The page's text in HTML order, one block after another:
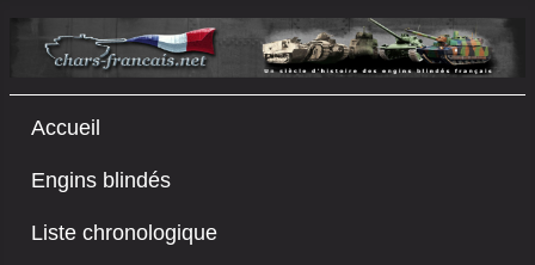
Accueil
Engins blindés
Liste chronologique